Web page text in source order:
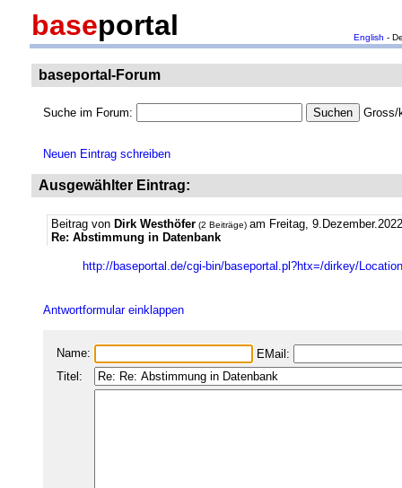
baseportal English -
baseportal-Forum
Suche im Forum: Gross/
Neuen Eintrag schreiben
Ausgewählter Eintrag:
Beitrag von Dirk Westhöfer (2 Beiträge) am Freitag,
Re: Abstimmung in Datenbank
http://baseportal.de/cgi-bin/baseportal.pl?htx=/dirkey/
Antwortformular einklappen
Name:
EMail:
Titel: